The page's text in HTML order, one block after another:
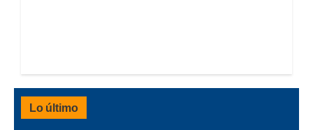
Lo último